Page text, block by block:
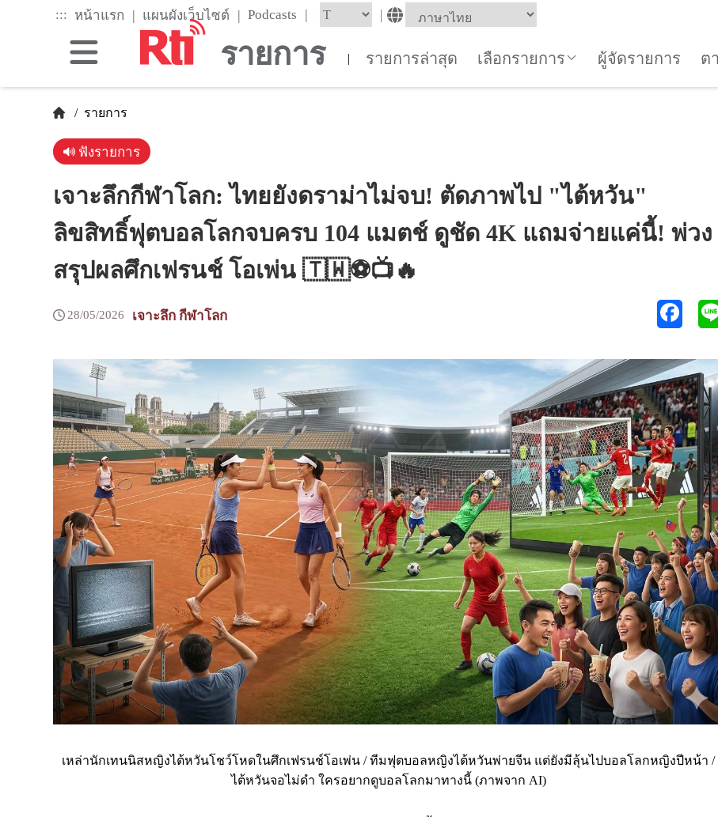
::: หน้าแรก | แผนผังเว็บไซต์ | Podcasts | |
รายการ | รายการล่าสุด เลือกรายการ ผู้จัดรายการ ต
/ รายการ
ฟังรายการ
เจาะลึกกีฬาโลก: ไทยยังดราม่าไม่จบ! ตัดภาพไป "ไต้หวัน"
ลิขสิทธิ์ฟุตบอลโลกจบครบ 104 แมตช์ ดูชัด 4K แถมจ่ายแค่นี้! พ่วง
สรุปผลศึกเฟรนช์ โอเพ่น 🇹🇼⚽📺🔥
28/05/2026 เจาะลึก กีฬาโลก
เหล่านักเทนนิสหญิงไต้หวันโชว์โหดในศึกเฟรนช์โอเพ่น / ทีมฟุตบอลหญิงไต้หวันพ่ายจีน แต่ยังมีลุ้นไปบอลโลกหญิงปีหน้า /
ไต้หวันจอไม่ดำ ใครอยากดูบอลโลกมาทางนี้ (ภาพจาก AI)